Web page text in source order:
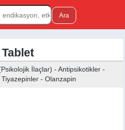
İlaçlar) - Antipsikotikler -
- Olanzapin